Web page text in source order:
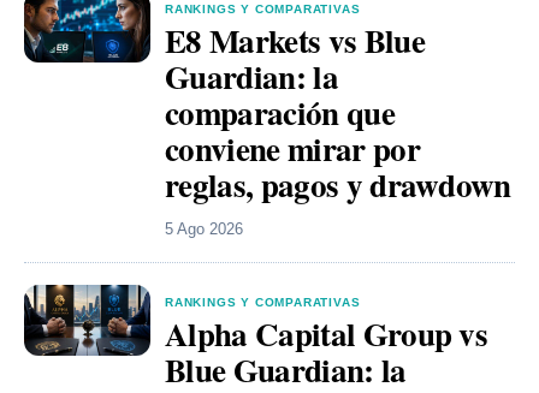
RANKINGS Y COMPARATIVAS
E8 Markets vs Blue
Guardian: la
comparación que
conviene mirar por
reglas, pagos y drawdown
5 Ago 2026
RANKINGS Y COMPARATIVAS
Alpha Capital Group vs
Blue Guardian: la